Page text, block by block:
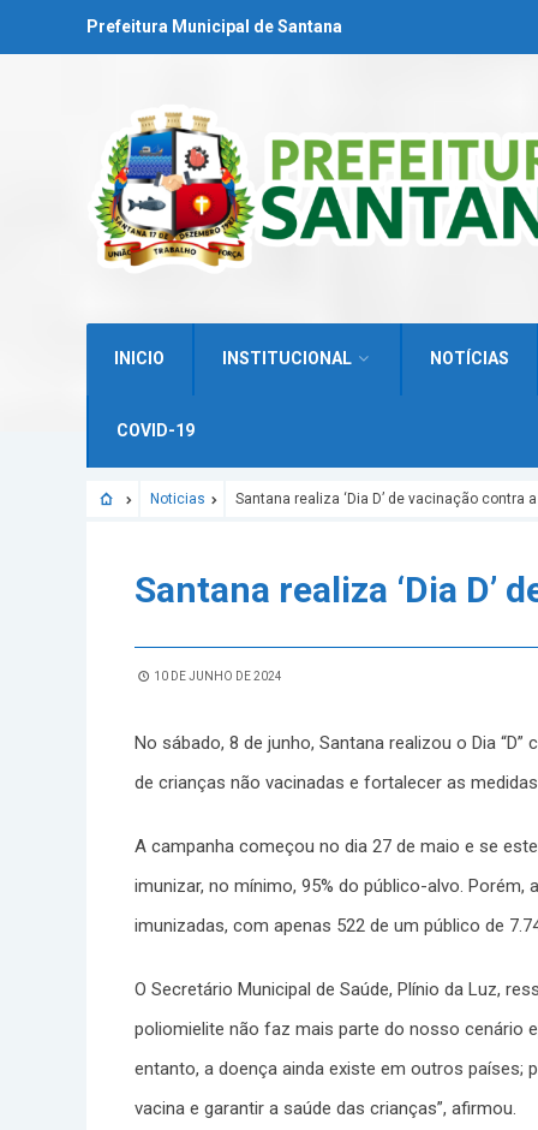
Prefeitura Municipal de Santana
INICIO INSTITUCIONAL NOTÍCIAS
COVID-19
Noticias Santana realiza ‘Dia D’ de vacinação contra
Santana realiza ‘Dia D’
10 DE JUNHO DE 2024
No sábado, 8 de junho, Santana realizou o Dia
de crianças não vacinadas e fortalecer as
A campanha começou no dia 27 de maio e se
imunizar, no mínimo, 95% do público-alvo.
imunizadas, com apenas 522 de um público de
O Secretário Municipal de Saúde, Plínio da Luz,
poliomielite não faz mais parte do nosso cenário
entanto, a doença ainda existe em outros países;
vacina e garantir a saúde das crianças”, afirmou.